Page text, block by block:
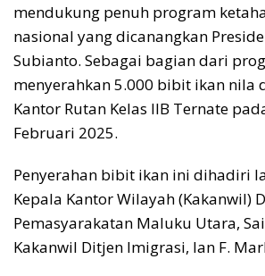
mendukung penuh program
nasional yang dicanangkan
Subianto. Sebagai bagian dari
menyerahkan 5.000 bibit ikan nila
Kantor Rutan Kelas IIB Ternate
Februari 2025.
Penyerahan bibit ikan ini dihadiri
Kepala Kantor Wilayah (Kakanwil)
Pemasyarakatan Maluku Utara,
Kakanwil Ditjen Imigrasi, Ian F.